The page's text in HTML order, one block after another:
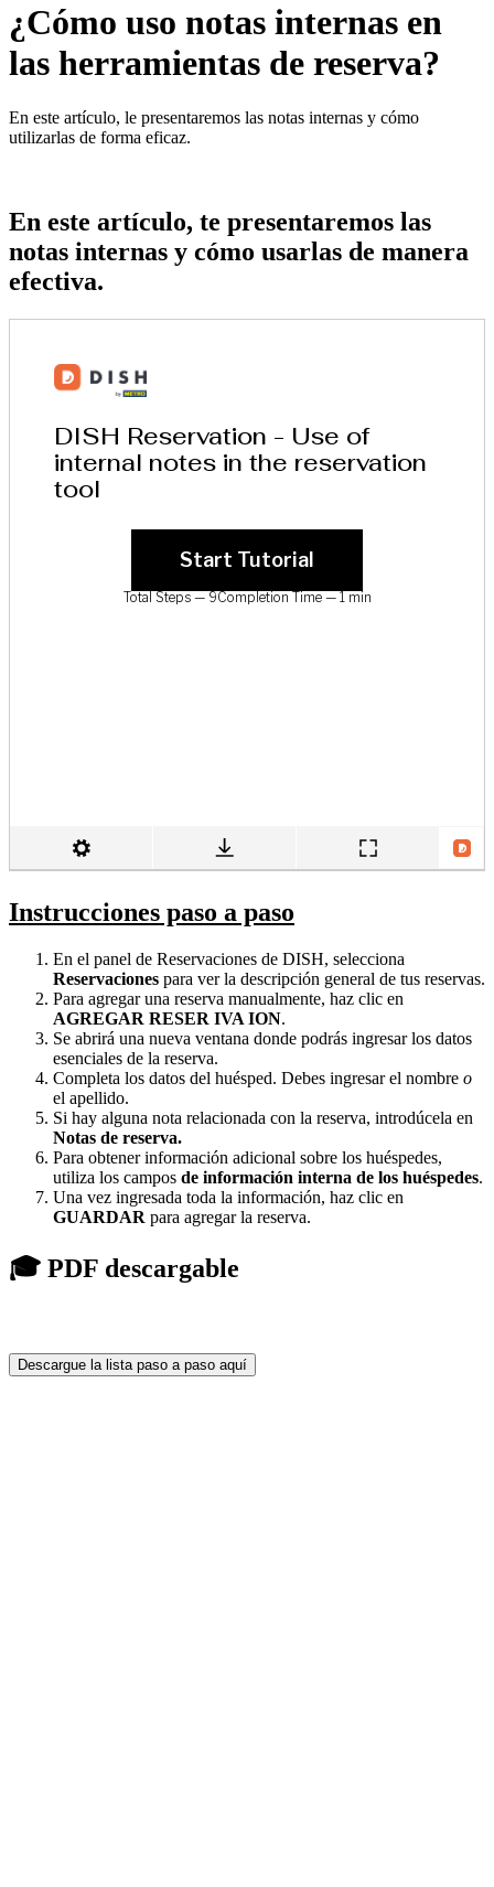
¿Cómo uso notas internas en
las herramientas de reserva?
En este artículo, le presentaremos las notas internas y cómo
utilizarlas de forma eficaz.
En este artículo, te presentaremos las
notas internas y cómo usarlas de manera
efectiva.
Instrucciones paso a paso
En el panel de Reservaciones de DISH, selecciona
Reservaciones para ver la descripción general de tus reservas.
Para agregar una reserva manualmente, haz clic en
AGREGAR RESER IVA ION.
Se abrirá una nueva ventana donde podrás ingresar los datos
esenciales de la reserva.
Completa los datos del huésped. Debes ingresar el nombre o
el apellido.
Si hay alguna nota relacionada con la reserva, introdúcela en
Notas de reserva.
Para obtener información adicional sobre los huéspedes,
utiliza los campos de información interna de los huéspedes.
Una vez ingresada toda la información, haz clic en
GUARDAR para agregar la reserva.
🎓 PDF descargable
Descargue la lista paso a paso aquí